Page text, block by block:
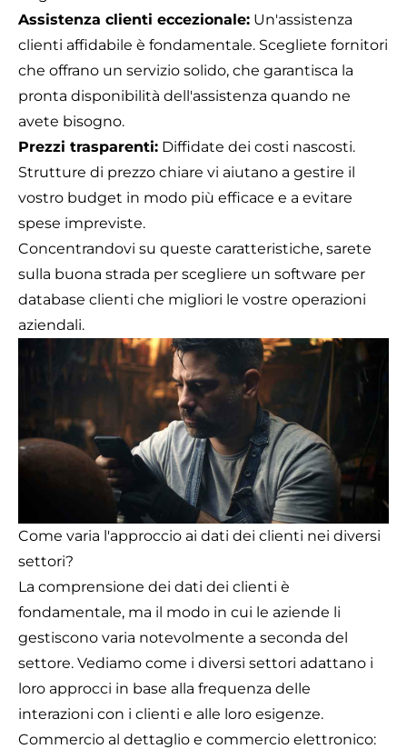
Assistenza clienti eccezionale: Un'assistenza
clienti affidabile è fondamentale. Scegliete fornitori
che offrano un servizio solido, che garantisca la
pronta disponibilità dell'assistenza quando ne
avete bisogno.
Prezzi trasparenti: Diffidate dei costi nascosti.
Strutture di prezzo chiare vi aiutano a gestire il
vostro budget in modo più efficace e a evitare
spese impreviste.
Concentrandovi su queste caratteristiche, sarete
sulla buona strada per scegliere un software per
database clienti che migliori le vostre operazioni
aziendali.
Come varia l'approccio ai dati dei clienti nei diversi
settori?
La comprensione dei dati dei clienti è
fondamentale, ma il modo in cui le aziende li
gestiscono varia notevolmente a seconda del
settore. Vediamo come i diversi settori adattano i
loro approcci in base alla frequenza delle
interazioni con i clienti e alle loro esigenze.
Commercio al dettaglio e commercio elettronico: